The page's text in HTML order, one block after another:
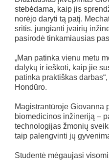
stebėdama, kaip jis
norėjo daryti tą patį.
sritis, jungianti įvairių
pasirodė tinkamiausias
„Man patinka vienu metu
dalykų ir ieškoti, kaip jie
patinka praktiškas
Hondūro.
Magistrantūroje Giovanna
biomedicinos inžineriją –
technologijas žmonių
taip palengvinti jų
Studentė mėgaujasi